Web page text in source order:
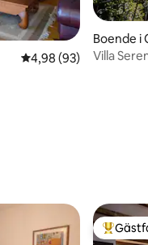
4,98 av 5 i
4,98 (93)
Boende i
Villa